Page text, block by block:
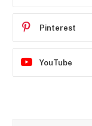
Pinterest
YouTube